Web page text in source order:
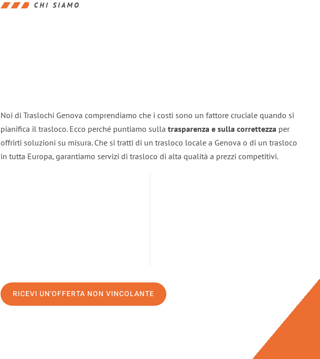
CHI SIAMO
Noi di Traslochi Genova comprendiamo che i costi sono un fattore cruciale quando si
pianifica il trasloco. Ecco perché puntiamo sulla trasparenza e sulla correttezza per
offrirti soluzioni su misura. Che si tratti di un trasloco locale a Genova o di un trasloco
in tutta Europa, garantiamo servizi di trasloco di alta qualità a prezzi competitivi.
RICEVI UN'OFFERTA NON VINCOLANTE